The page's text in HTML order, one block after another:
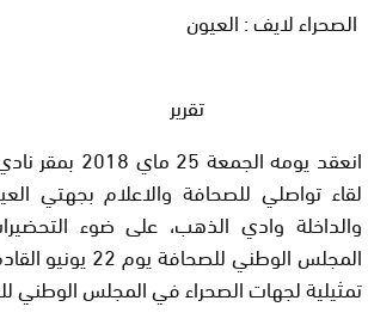
الصحراء لايف : العيون
تقرير
انعقد يومه
لقاء تواصلي للصحافة والاعلام بجهتي
والداخلة وادي الذهب، على ضوء
المجلس الوطني
تمثيلية لجهات الصحراء في المجلس الوطني